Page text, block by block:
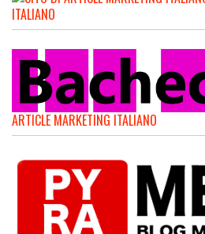
ITALIANO
ARTICLE MARKETING ITALIANO